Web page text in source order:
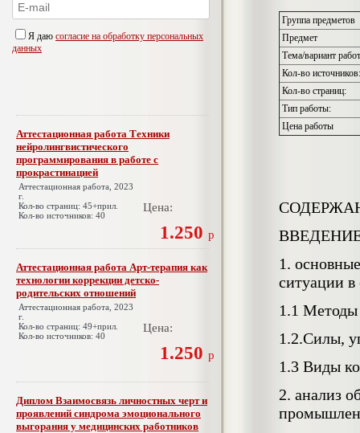
Я даю согласие на обработку персональных
данных
Аттестационная работа Техники
нейролингвистического
программирования в работе с
прокрастинацией
Аттестационная работа, 2023
г.
Кол-во страниц: 45+прил.
Кол-во источников: 40
Цена:
1.250 р
Аттестационная работа Арт-терапия как
технологии коррекции детско-
родительских отношений
Аттестационная работа, 2023
г.
Кол-во страниц: 49+прил.
Кол-во источников: 40
Цена:
1.250 р
Диплом Взаимосвязь личностных черт и
проявлений синдрома эмоционального
выгорания у медицинских работников
Группа предметов
Предмет
Тема/вариант
Кол-во источников:
Кол-во страниц:
Тип работы:
Цена работы
1.
ситуации в
1.1 Методы
1.2.Силы,
1.3 Виды
2. анализ